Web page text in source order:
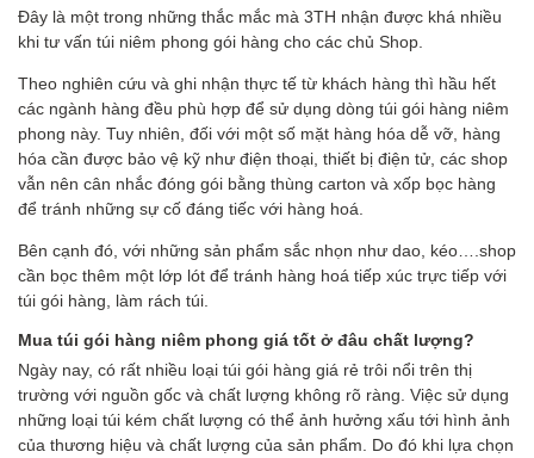
Đây là một trong những thắc mắc mà 3TH nhận được khá nhiều
khi tư vấn túi niêm phong gói hàng cho các chủ Shop.
Theo nghiên cứu và ghi nhận thực tế từ khách hàng thì hầu hết
các ngành hàng đều phù hợp để sử dụng dòng túi gói hàng niêm
phong này. Tuy nhiên, đối với một số mặt hàng hóa dễ vỡ, hàng
hóa cần được bảo vệ kỹ như điện thoại, thiết bị điện tử, các shop
vẫn nên cân nhắc đóng gói bằng thùng carton và xốp bọc hàng
để tránh những sự cố đáng tiếc với hàng hoá.
Bên cạnh đó, với những sản phẩm sắc nhọn như dao, kéo….shop
cần bọc thêm một lớp lót để tránh hàng hoá tiếp xúc trực tiếp với
túi gói hàng, làm rách túi.
Mua túi gói hàng niêm phong giá tốt ở đâu chất lượng?
Ngày nay, có rất nhiều loại túi gói hàng giá rẻ trôi nổi trên thị
trường với nguồn gốc và chất lượng không rõ ràng. Việc sử dụng
những loại túi kém chất lượng có thể ảnh hưởng xấu tới hình ảnh
của thương hiệu và chất lượng của sản phẩm. Do đó khi lựa chọn